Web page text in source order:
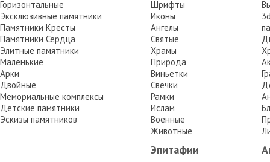
Горизонтальные
Эксклюзивные памятники
Памятники Кресты
Памятники Сердца
Элитные памятники
Маленькие
Арки
Двойные
Мемориальные комплексы
Детские памятники
Эскизы памятников
Шрифты
Иконы
Ангелы
Святые
Храмы
Природа
Виньетки
Свечки
Рамки
Ислам
Военные
Животные
Эпитафии